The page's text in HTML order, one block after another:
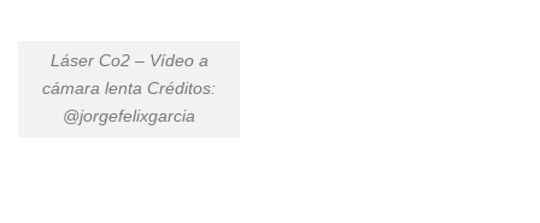
Láser Co2 – Vídeo a
cámara lenta Créditos:
@jorgefelixgarcia